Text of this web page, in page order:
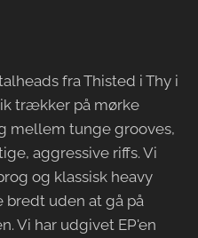
fra Thisted i Thy i
trækker på mørke
tunge grooves,
aggressive riffs. Vi
og klassisk heavy
bredt uden at gå på
Vi har udgivet EP'en